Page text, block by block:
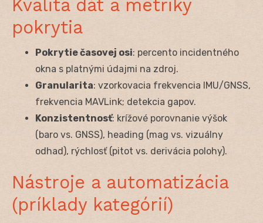
Kvalita dát a metriky
pokrytia
Pokrytie časovej osi: percento incidentného
okna s platnými údajmi na zdroj.
Granularita: vzorkovacia frekvencia IMU/GNSS,
frekvencia MAVLink; detekcia gapov.
Konzistentnosť: krížové porovnanie výšok
(baro vs. GNSS), heading (mag vs. vizuálny
odhad), rýchlosť (pitot vs. derivácia polohy).
Nástroje a automatizácia
(príklady kategórií)